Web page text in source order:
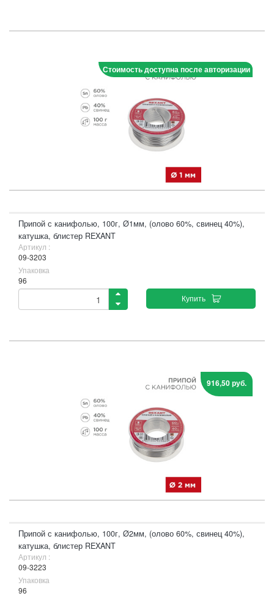
Стоимость доступна после авторизации
Припой с канифолью, 100г, Ø1мм, (олово 60%, свинец 40%),
катушка, блистер REXANT
Артикул :
09-3203
Упаковка
96
Купить
916,50 руб.
Припой с канифолью, 100г, Ø2мм, (олово 60%, свинец 40%),
катушка, блистер REXANT
Артикул :
09-3223
Упаковка
96